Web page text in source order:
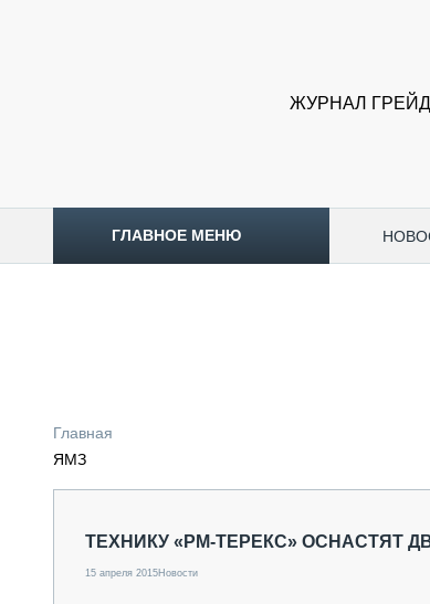
ЖУРНАЛ
ГЛАВНОЕ МЕНЮ
ГРУЗОПЕРЕВОЗКИ
Главная
ЯМЗ
ТЕХНИКУ «РМ-TЕРЕКС» ОСНАСТЯТ
15 апреля 2015Новости